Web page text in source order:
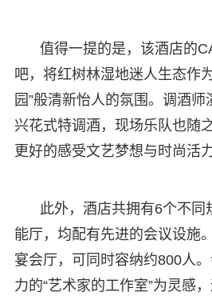
值得一提的是，该酒店的
吧，将红树林湿地迷人生态作
园”般清新怡人的氛围。调酒
兴花式特调酒，现场乐队也随
更好的感受文艺梦想与时尚活力
此外，酒店共拥有6个不同
能厅，均配有先进的会议设施
宴会厅，可同时容纳约800人
力的“艺术家的工作室”为灵感